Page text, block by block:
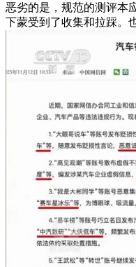
恶劣的是，规范的测评本
下蒙受到了收集和拉踩。